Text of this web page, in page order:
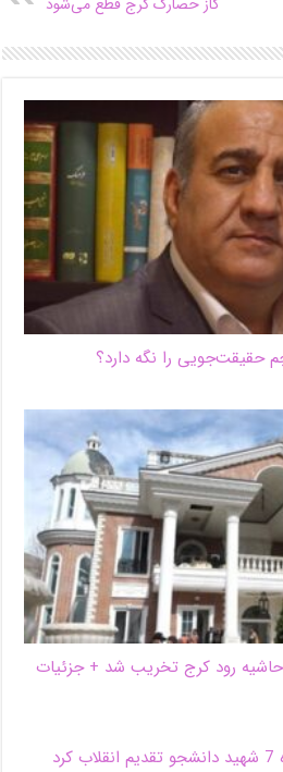
حقیقت‌جویی را نگه دارد؟
رود کرج تخریب شد + جزئیات